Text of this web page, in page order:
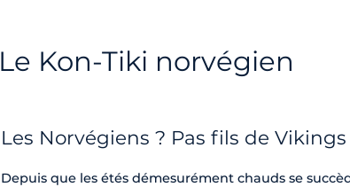
Le Kon-Tiki norvégien
Les Norvégiens ? Pas fils de
Depuis que les étés démesurément chauds se